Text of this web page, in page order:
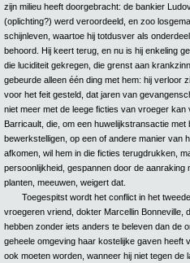
zijn milieu heeft doorgebracht: de bankier
(oplichting?) werd veroordeeld, en zoo
schijnleven, waartoe hij totdusver als
behoord. Hij keert terug, en nu is hij enkeling
die luciditeit gekregen, die grenst aan
gebeurde alleen één ding met hem: hij verloor
voor het feit gesteld, dat jaren van
niet meer met de leege ficties van vroeger kan
Barricault, die, om een huwelijkstransactie met
bewerkstelligen, op een of andere manier van
afkomen, wil hem in die ficties terugdrukken,
persoonlijkheid, gespannen door de aanraking
planten, meeuwen, weigert dat.
Toegespitst wordt het conflict in het
vroegeren vriend, dokter Marcellin Bonneville,
hebben zonder iets anders te beleven dan de
geheele omgeving haar kostelijke gaven heeft
ook moeten worden, wanneer hij niet tegen de